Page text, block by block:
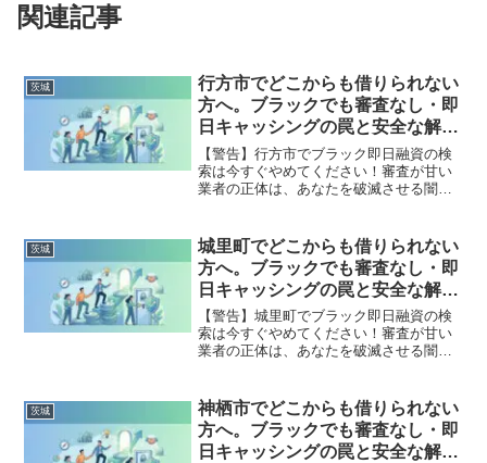
関連記事
茨城
行方市でどこからも借りられない
方へ。ブラックでも審査なし・即
日キャッシングの罠と安全な解決
策
【警告】行方市でブラック即日融資の検
索は今すぐやめてください！審査が甘い
業者の正体は、あなたを破滅させる闇金
市で違法業者を避け、借金地獄から抜け
出した方々の実体験と確実な解決策を完
全公開。
茨城
城里町でどこからも借りられない
方へ。ブラックでも審査なし・即
日キャッシングの罠と安全な解決
策
【警告】城里町でブラック即日融資の検
索は今すぐやめてください！審査が甘い
業者の正体は、あなたを破滅させる闇金
町で違法業者を避け、借金地獄から抜け
出した方々の実体験と確実な解決策を完
全公開。
茨城
神栖市でどこからも借りられない
方へ。ブラックでも審査なし・即
日キャッシングの罠と安全な解決